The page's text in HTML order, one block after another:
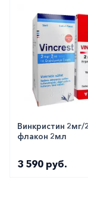
Винкристин 2мг/
флакон 2мл
3 590 руб.